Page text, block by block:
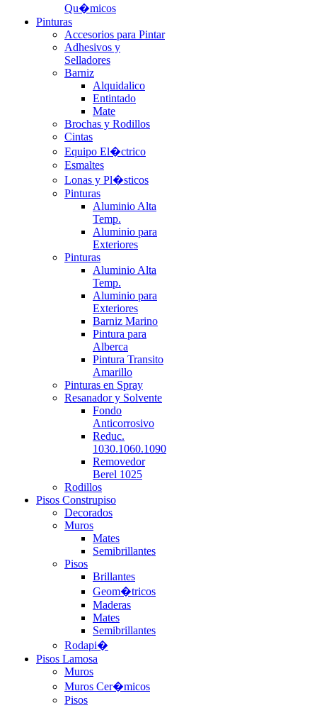
Qu�micos
Pinturas
Accesorios para Pintar
Adhesivos y
Selladores
Barniz
Alquidalico
Entintado
Mate
Brochas y Rodillos
Cintas
Equipo El�ctrico
Esmaltes
Lonas y Pl�sticos
Pinturas
Aluminio Alta
Temp.
Aluminio para
Exteriores
Pinturas
Aluminio Alta
Temp.
Aluminio para
Exteriores
Barniz Marino
Pintura para
Alberca
Pintura Transito
Amarillo
Pinturas en Spray
Resanador y Solvente
Fondo
Anticorrosivo
Reduc.
1030.1060.1090
Removedor
Berel 1025
Rodillos
Pisos Construpiso
Decorados
Muros
Mates
Semibrillantes
Pisos
Brillantes
Geom�tricos
Maderas
Mates
Semibrillantes
Rodapi�
Pisos Lamosa
Muros
Muros Cer�micos
Pisos